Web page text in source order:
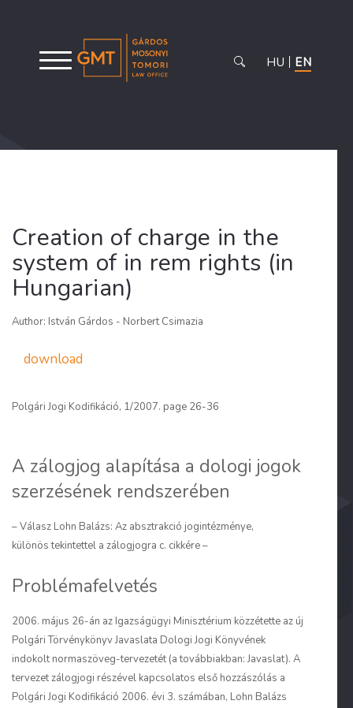
HU EN
Creation of charge in the
system of in rem rights (in
Hungarian)
Author: István Gárdos - Norbert Csimazia
download
Polgári Jogi Kodifikáció, 1/2007. page 26-36
A zálogjog alapítása a dologi jogok
szerzésének rendszerében
– Válasz Lohn Balázs: Az absztrakció jogintézménye,
különös tekintettel a zálogjogra c. cikkére –
Problémafelvetés
2006. május 26-án az Igazságügyi Minisztérium közzétette az új
Polgári Törvénykönyv Javaslata Dologi Jogi Könyvének
indokolt normaszöveg-tervezetét (a továbbiakban: Javaslat). A
tervezet zálogjogi részével kapcsolatos első hozzászólás a
Polgári Jogi Kodifikáció 2006. évi 3. számában, Lohn Balázs